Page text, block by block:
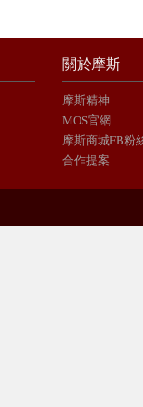
關於摩斯
摩斯精神
MOS官網
摩斯商城FB粉
合作提案